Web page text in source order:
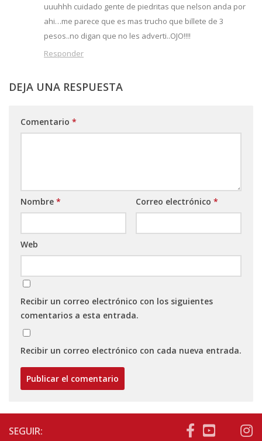
uuuhhh cuidado gente de piedritas que nelson anda por
ahi…me parece que es mas trucho que billete de 3
pesos..no digan que no les adverti..OJO!!!!
Responder
DEJA UNA RESPUESTA
Comentario *
Nombre * Correo electrónico *
Web
Recibir un correo electrónico con los siguientes
comentarios a esta entrada.
Recibir un correo electrónico con cada nueva entrada.
SEGUIR: